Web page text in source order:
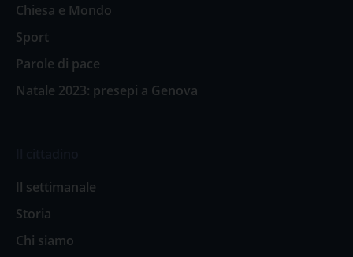
Chiesa e Mondo
Sport
Parole di pace
Natale 2023: presepi a Genova
Il settimanale
Storia
Chi siamo